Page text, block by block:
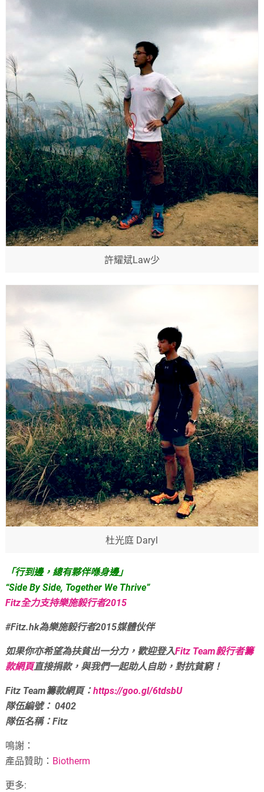
許耀斌Law少
杜光庭 Daryl
「行到邊，總有夥伴喺身邊」
“Side By Side, Together We Thrive”
Fitz全力支持樂施毅行者2015
#Fitz.hk為樂施毅行者2015媒體伙伴
如果你亦希望為扶貧出一分力，歡迎登入Fitz Team毅行者籌
款網頁直接捐款，與我們一起助人自助，對抗貧窮！
Fitz Team籌款網頁：https://goo.gl/6tdsbU
隊伍編號： 0402
隊伍名稱：Fitz
鳴謝：
產品贊助： Biotherm
更多: